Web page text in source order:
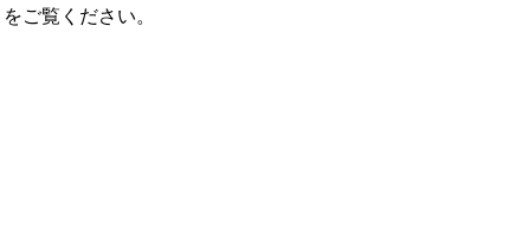
をご覧ください。